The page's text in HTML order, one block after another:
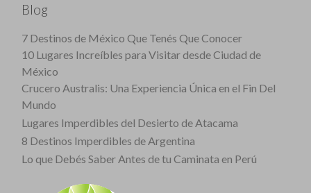
Blog
7 Destinos de México Que Tenés Que Conocer
10 Lugares Increíbles para Visitar desde Ciudad de
México
Crucero Australis: Una Experiencia Única en el Fin Del
Mundo
Lugares Imperdibles del Desierto de Atacama
8 Destinos Imperdibles de Argentina
Lo que Debés Saber Antes de tu Caminata en Perú